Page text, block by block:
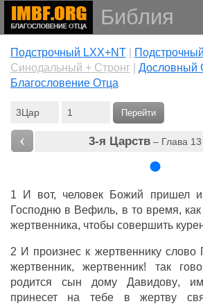
Библия
Подстрочный LXX+NT|
Cинодальный + Стронг| Дословный
Благословение Отца
Перейти
‹ 3-я Царств – Глава
1 И вот, человек Божий пришел
Господнюв Вефиль, в то время, как
жертвенника, чтобы совершить
2 И произнес к жертвеннику слово
жертвенник,жертвенник! так
родится
сын дому Давидову,
принесетна тебе в жертву